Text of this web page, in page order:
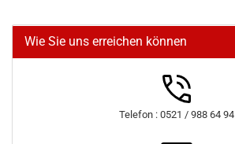
Wie Sie uns erreichen können
Telefon : 0521 / 988 64 94